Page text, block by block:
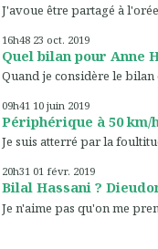
J'avoue être partagé à
16h48 23 oct. 2019
Quel bilan pour Anne
Quand je considère le
09h41 10 juin 2019
Périphérique à 50
Je suis atterré par la
20h31 01 févr. 2019
Bilal Hassani ?
Je n'aime pas qu'on me